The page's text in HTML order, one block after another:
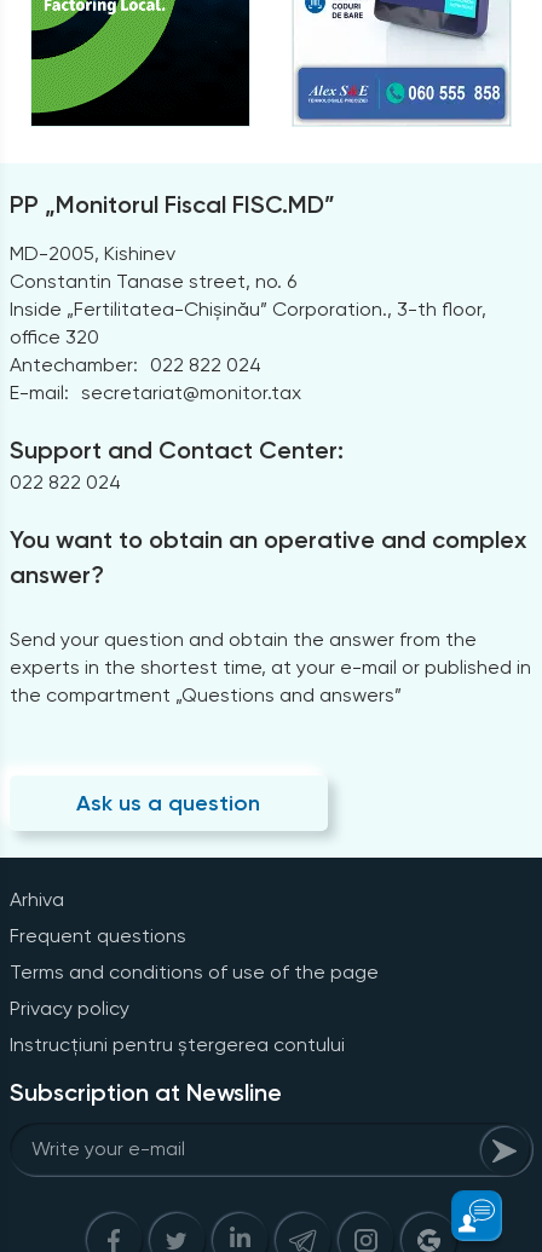
PP „Monitorul Fiscal FISC.MD”
MD-2005, Kishinev
Constantin Tanase street, no. 6
Inside „Fertilitatea-Chișinău” Corporation., 3-th floor,
office 320
Antechamber:
022 822 024
E-mail: secretariat@monitor.tax
Support and Contact Center:
022 822 024
You want to obtain an operative and complex
answer?
Send your question and obtain the answer from the
experts in the shortest time, at your e-mail or published in
the compartment „Questions and answers”
Ask us a question
Arhiva
Frequent questions
Terms and conditions of use of the page
Privacy policy
Instrucțiuni pentru ștergerea contului
Subscription at Newsline